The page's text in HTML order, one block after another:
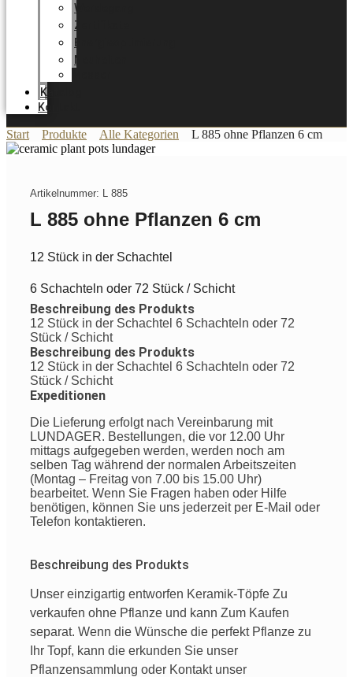
Werdegang
Zertifikate
Energieoptimierung
Neuheiten
Katalog
Kontakt
Start Produkte Alle Kategorien L 885 ohne Pflanzen 6 cm
Artikelnummer: L 885
L 885 ohne Pflanzen 6 cm
12 Stück in der Schachtel
6 Schachteln oder 72 Stück / Schicht
Beschreibung des Produkts
12 Stück in der Schachtel 6 Schachteln oder 72
Stück / Schicht
Beschreibung des Produkts
12 Stück in der Schachtel 6 Schachteln oder 72
Stück / Schicht
Expeditionen
Die Lieferung erfolgt nach Vereinbarung mit
LUNDAGER. Bestellungen, die vor 12.00 Uhr
mittags aufgegeben werden, werden noch am
selben Tag während der normalen Arbeitszeiten
(Montag – Freitag von 7.00 bis 15.00 Uhr)
bearbeitet. Wenn Sie Fragen haben oder Hilfe
benötigen, können Sie uns jederzeit per E-Mail oder
Telefon kontaktieren.
Beschreibung des Produkts
Unser einzigartig entworfen Keramik-Töpfe Zu
verkaufen ohne Pflanze und kann Zum Kaufen
separat. Wenn die Wünsche die perfekt Pflanze zu
Ihr Topf, kann die erkunden Sie unser
Pflanzensammlung oder Kontakt unser